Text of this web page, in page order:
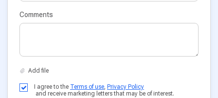
Comments
I agree to the Terms of use, Privacy Policy
and receive marketing letters that may be of interest.